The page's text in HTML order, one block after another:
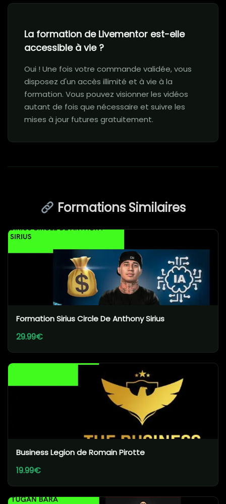
La formation de Livementor est-elle
accessible à vie ?
Oui ! Une fois votre commande validée, vous
disposez d'un accès illimité et à vie à la
formation. Vous pouvez visionner les vidéos
autant de fois que nécessaire et suivre les
mises à jour futures gratuitement.
Formations Similaires
Formation Sirius Circle De Anthony Sirius
29.99€
Business Legion de Romain Pirotte
19.99€